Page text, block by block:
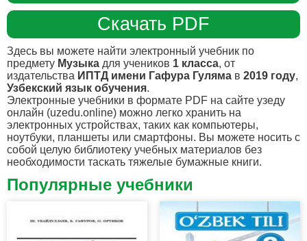
Скачать PDF
Здесь вы можете найти электронный учебник по
предмету Музыка для учеников 1 класса, от
издательства ИПТД имени Гафура Гуляма в 2019 году,
Узбекский язык обучения.
Электронные учебники в формате PDF на сайте узеду
онлайн (uzedu.online) можно легко хранить на
электронных устройствах, таких как компьютеры,
ноутбуки, планшеты или смартфоны. Вы можете носить с
собой целую библиотеку учебных материалов без
необходимости таскать тяжелые бумажные книги.
Популярные учебники